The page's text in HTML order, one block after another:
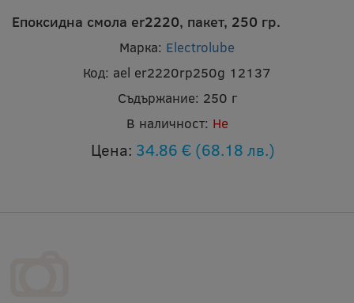
Епоксидна смола er2220, пакет, 250 гр.
Марка: Electrolube
Код: ael er2220rp250g 12137
Съдържание: 250 г
В наличност: Не
Цена: 34.86 € (68.18 лв.)